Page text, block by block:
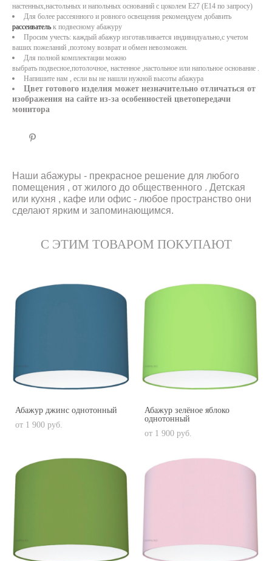
настенных,настольных и напольных оснований c цоколем E27 (E14 по запросу)
Для более рассеянного и ровного освещения рекомендуем добавить
рассеиватель к подвесному абажуру
Просим учесть: каждый абажур изготавливается индивидуально,с учетом
ваших пожеланий ,поэтому возврат и обмен невозможен.
Для полной комплектации можно
выбрать подвесное,потолочное, настенное ,настольное или напольное основание .
Напишите нам , если вы не нашли нужной высоты абажура
Цвет готового изделия может незначительно отличаться от
изображения на сайте из-за особенностей цветопередачи
монитора
Наши абажуры - прекрасное решение для любого
помещения , от жилого до общественного . Детская
или кухня , кафе или офис - любое пространство они
сделают ярким и запоминающимся.
С ЭТИМ ТОВАРОМ ПОКУПАЮТ
Абажур джинс однотонный
от 1 900 pуб.
Абажур зелёное яблоко
однотонный
от 1 900 pуб.